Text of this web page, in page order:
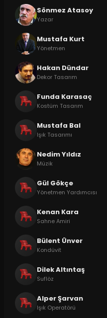
Sönmez Atasoy
Yazar
Mustafa Kurt
Yönetmen
Hakan Dündar
Dekor Tasarım
Funda Karasaç
Kostüm Tasarım
Mustafa Bal
Işık Tasarımı
Nedim Yıldız
Müzik
Gül Gökçe
Yönetmen Yardımcısı
Kenan Kara
Sahne Amiri
Bülent Ünver
Kondüvit
Dilek Altıntaş
Suflöz
Alper Şarvan
Işık Operatörü